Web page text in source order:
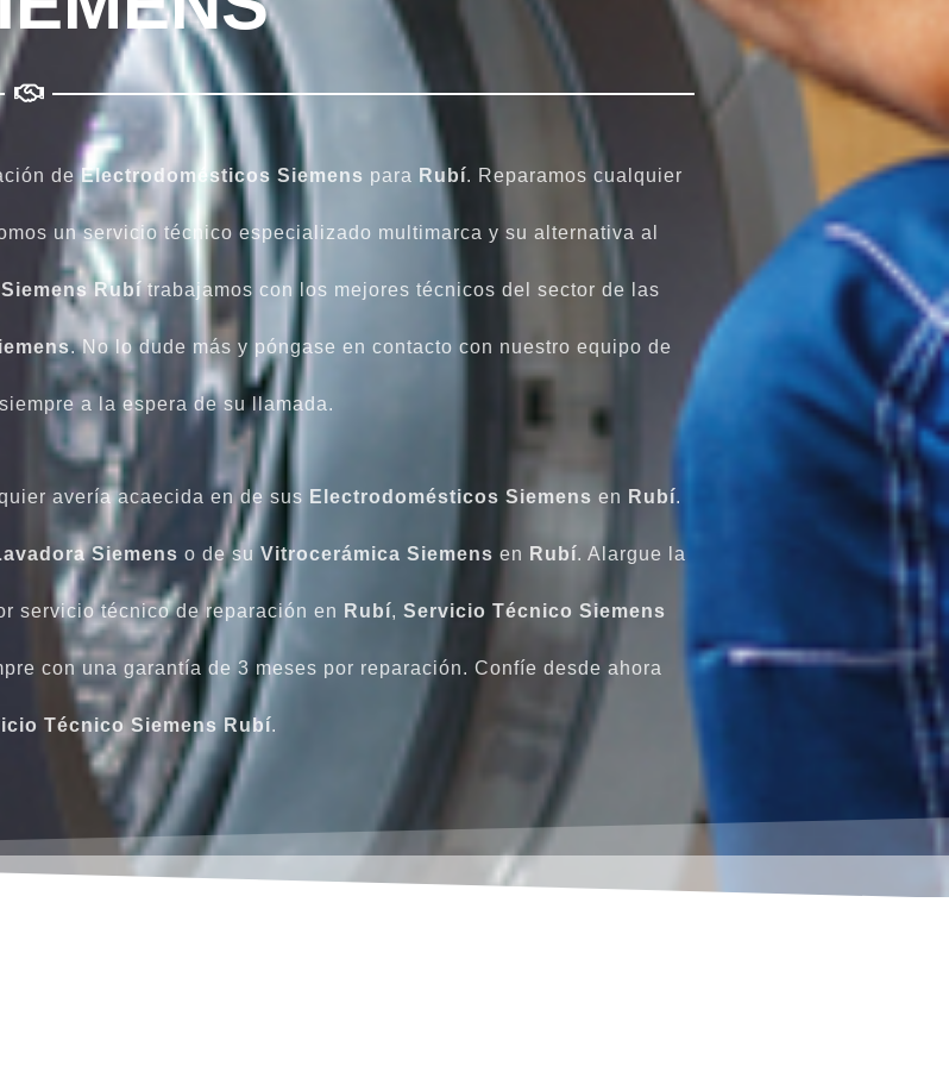
deElectrodomésticos Siemens para Rubí. Reparamos cualquier
un servicio técnico especializado multimarca y su alternativa al
Rubítrabajamos con los mejores técnicos del sector de las
. No lo dude más y póngase en contacto con nuestro equipo de
a la espera de su llamada.
avería acaecida en de sus Electrodomésticos Siemens en Rubí.
Siemens o de su Vitrocerámica Siemens en Rubí. Alargue la
servicio técnico de reparación en Rubí, Servicio Técnico Siemens
con una garantía de 3 meses por reparación. Confíe desde ahora
Técnico Siemens Rubí.